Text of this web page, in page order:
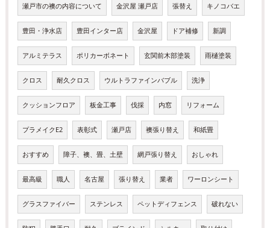
瀬戸市の襖の内容について 金沢屋 瀬戸店 張替え キノコバエ
豊田・浄水店 豊田インター店 金沢屋 ドア補修 新調
アルミテラス ポリカーボネート 玄関前木部塗装 雨樋塗装
クロス 耐久クロス ウルトラファインバブル 洗浄
クッションフロア 板金工事 伐採 内窓 リフォーム
プラメイクE2 表彰式 瀬戸店 襖張り替え 和紙畳
おすすめ 障子、襖、畳、土壁 網戸張り替え おしゃれ
最高級 職人 名古屋 張り替え 業者 ワーロンシート
グラスファイバー ステンレス ペットディフェンス 破れない